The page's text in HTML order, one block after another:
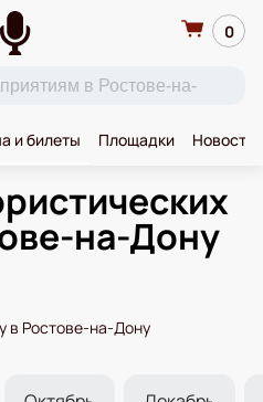
0
и билеты Площадки Новости
на-Дону
в Ростове-на-Дону